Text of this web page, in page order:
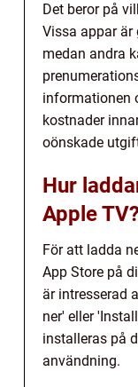
Det beror på
Vissa appar är
medan andra
informationen
kostnader
oönskade
Hur
Apple TV?
För att ladda
App Store på
är intresserad
ner' eller
installeras på
användning.